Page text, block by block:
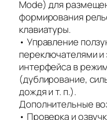
Mode) для
формирования
клавиатуры.
• Управление
переключателями
интерфейса в
(дублирование,
дождя и т. п.).
Дополнительные
• Проверка и